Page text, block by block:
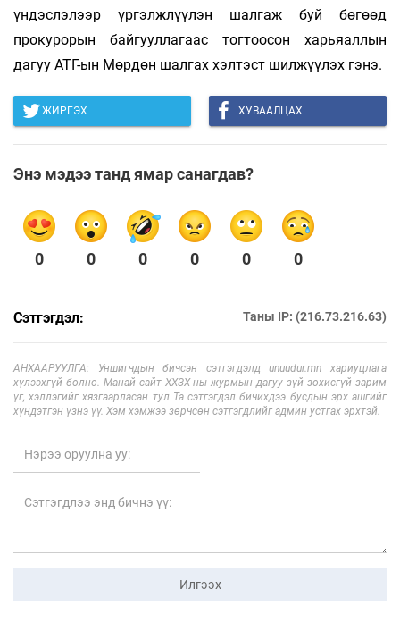
үндэслэлээр үргэлжлүүлэн шалгаж буй бөгөөд
прокурорын байгууллагаас тогтоосон харьяаллын
дагуу АТГ-ын Мөрдөн шалгах хэлтэст шилжүүлэх гэнэ.
ЖИРГЭХ ХУВААЛЦАХ
Энэ мэдээ танд ямар санагдав?
0 0 0 0 0 0
Сэтгэгдэл: Таны IP: (216.73.216.63)
АНХААРУУЛГА: Уншигчдын бичсэн сэтгэгдэлд unuudur.mn хариуцлага
хүлээхгүй болно. Манай сайт ХХЗХ-ны журмын дагуу зүй зохисгүй зарим
үг, хэллэгийг хязгаарласан тул Та сэтгэгдэл бичихдээ бусдын эрх ашгийг
хүндэтгэн үзнэ үү. Хэм хэмжээ зөрчсөн сэтгэгдлийг админ устгах эрхтэй.
Илгээх